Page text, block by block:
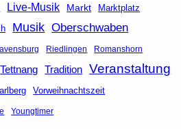
Live-Musik Markt Marktplatz
Musik Oberschwaben
Riedlingen Romanshorn
Tettnang Tradition Veranstaltung
Vorweihnachtszeit
Youngtimer